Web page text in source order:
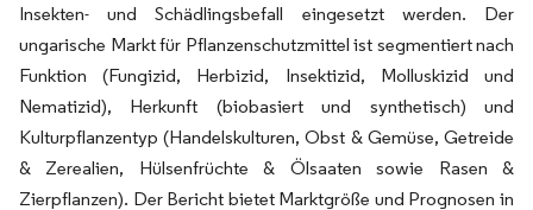
Insekten- und Schädlingsbefall eingesetzt werden. Der
ungarische Markt für Pflanzenschutzmittel ist segmentiert nach
Funktion (Fungizid, Herbizid, Insektizid, Molluskizid und
Nematizid), Herkunft (biobasiert und synthetisch) und
Kulturpflanzentyp (Handelskulturen, Obst & Gemüse, Getreide
& Zerealien, Hülsenfrüchte & Ölsaaten sowie Rasen &
Zierpflanzen). Der Bericht bietet Marktgröße und Prognosen in